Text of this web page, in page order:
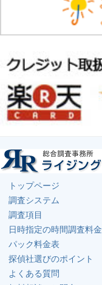
トップページ
調査システム
調査項目
日時指定の時間調査料金
パック料金表
探偵社選びのポイント
よくある質問